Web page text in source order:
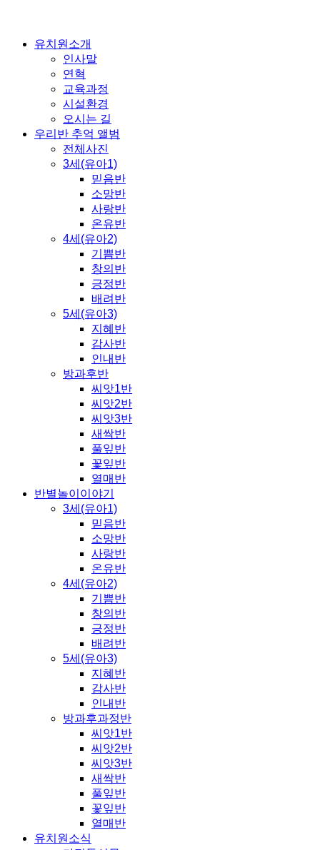
유치원소개
인사말
연혁
교육과정
시설환경
오시는 길
우리반 추억 앨범
전체사진
3세(유아1)
믿음반
소망반
사랑반
온유반
4세(유아2)
기쁨반
창의반
긍정반
배려반
5세(유아3)
지혜반
감사반
인내반
방과후반
씨앗1반
씨앗2반
씨앗3반
새싹반
풀잎반
꽃잎반
열매반
반별놀이이야기
3세(유아1)
믿음반
소망반
사랑반
온유반
4세(유아2)
기쁨반
창의반
긍정반
배려반
5세(유아3)
지혜반
감사반
인내반
방과후과정반
씨앗1반
씨앗2반
씨앗3반
새싹반
풀잎반
꽃잎반
열매반
유치원소식